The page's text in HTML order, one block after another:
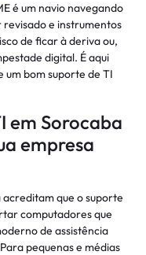
é um navio navegando
revisado e instrumentos
de ficar à deriva ou,
digital. É aqui
bom suporte de TI
em Sorocaba
empresa
que o suporte
computadores que
de assistência
pequenas e médias